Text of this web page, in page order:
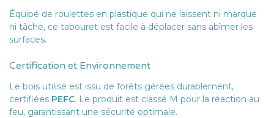
Équipé de roulettes en plastique qui ne laissent ni marque
ni tâche, ce tabouret est facile à déplacer sans abîmer les
surfaces.
Certification et Environnement
Le bois utilisé est issu de forêts gérées durablement,
certifiées PEFC. Le produit est classé M pour la réaction au
feu, garantissant une sécurité optimale.